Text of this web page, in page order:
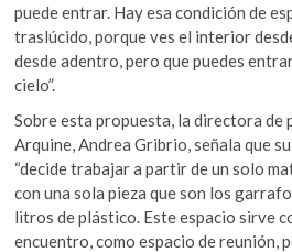
puede entrar. Hay esa condición de
traslúcido, porque ves el interior
desde adentro, pero que puedes
cielo”.
Sobre esta propuesta, la directora
Arquine, Andrea Gribrio, señala que
“decide trabajar a partir de un solo
con una sola pieza que son los
litros de plástico. Este espacio sirve
encuentro, como espacio de reunión,